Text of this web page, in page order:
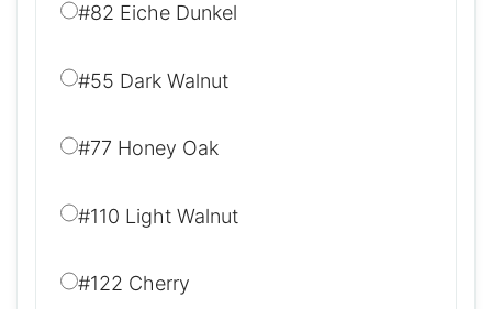
#82 Eiche Dunkel
#55 Dark Walnut
#77 Honey Oak
#110 Light Walnut
#122 Cherry